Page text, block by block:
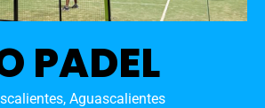
PADEL
Aguascalientes